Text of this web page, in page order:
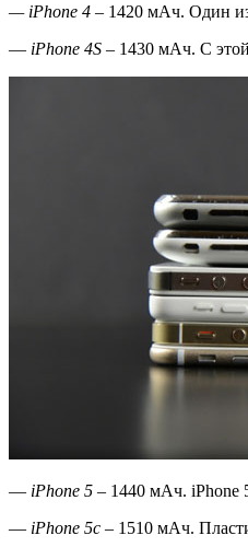
— iPhone 4 – 1420 мАч. Один
— iPhone 4S – 1430 мАч. С
— iPhone 5 – 1440 мАч. iPhone
— iPhone 5c – 1510 мАч.